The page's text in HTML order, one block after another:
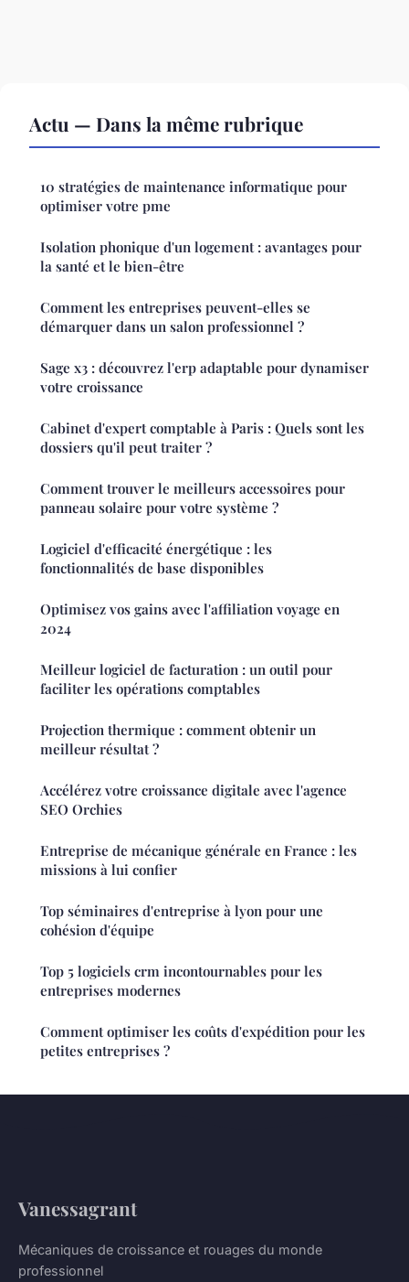
Actu — Dans la même rubrique
10 stratégies de maintenance informatique pour
optimiser votre pme
Isolation phonique d'un logement : avantages pour
la santé et le bien-être
Comment les entreprises peuvent-elles se
démarquer dans un salon professionnel ?
Sage x3 : découvrez l'erp adaptable pour dynamiser
votre croissance
Cabinet d'expert comptable à Paris : Quels sont les
dossiers qu'il peut traiter ?
Comment trouver le meilleurs accessoires pour
panneau solaire pour votre système ?
Logiciel d'efficacité énergétique : les
fonctionnalités de base disponibles
Optimisez vos gains avec l'affiliation voyage en
2024
Meilleur logiciel de facturation : un outil pour
faciliter les opérations comptables
Projection thermique : comment obtenir un
meilleur résultat ?
Accélérez votre croissance digitale avec l'agence
SEO Orchies
Entreprise de mécanique générale en France : les
missions à lui confier
Top séminaires d'entreprise à lyon pour une
cohésion d'équipe
Top 5 logiciels crm incontournables pour les
entreprises modernes
Comment optimiser les coûts d'expédition pour les
petites entreprises ?
Vanessagrant
Mécaniques de croissance et rouages du monde
professionnel